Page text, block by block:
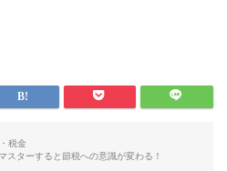
税金
スターすると節税への意識が変わる！